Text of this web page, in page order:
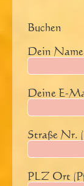
Buchen
Dein
Deine E-
Straße Nr.
PLZ Ort